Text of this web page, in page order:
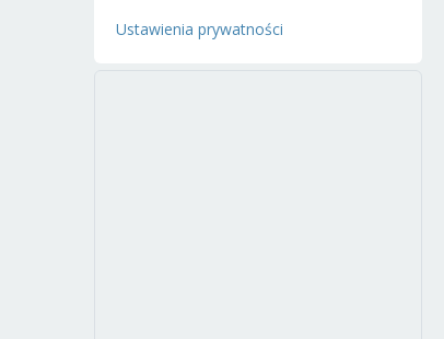
Ustawienia prywatności